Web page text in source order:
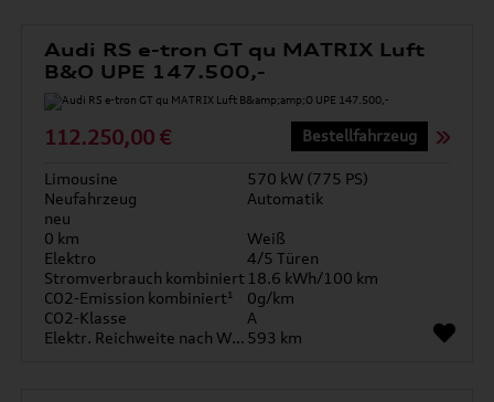
Audi RS e-tron GT qu MATRIX Luft
B&O UPE 147.500,-
112.250,00 € Bestellfahrzeug
Limousine
570 kW (775 PS)
Neufahrzeug
Automatik
neu
0 km
Weiß
Elektro
4/5 Türen
Stromverbrauch kombiniert 18.6 kWh/100 km
CO2-Emission kombiniert¹
0g/km
CO2-Klasse
A
Elektr. Reichweite nach WLTP* 593 km